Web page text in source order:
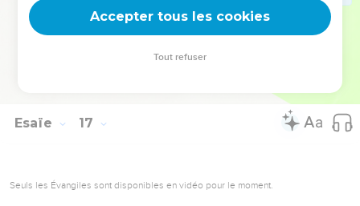
longtemps sur Moab.
Et maintenant l'Éternel parle, et dit : Dans trois ans, comme
les années d'un mercenaire, La gloire de Moab sera l'objet
Esaïe 17
Seuls les Évangiles sont disponibles en vidéo pour le moment.
Accepter tous les cookies
Tout refuser